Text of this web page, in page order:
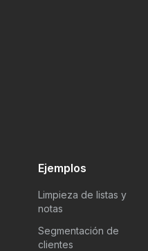
Ejemplos
Limpieza de listas y
notas
Segmentación de
clientes